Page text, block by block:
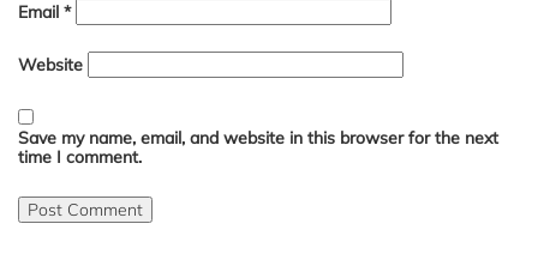
Email *
Website
Save my name, email, and website in this browser for the next
time I comment.